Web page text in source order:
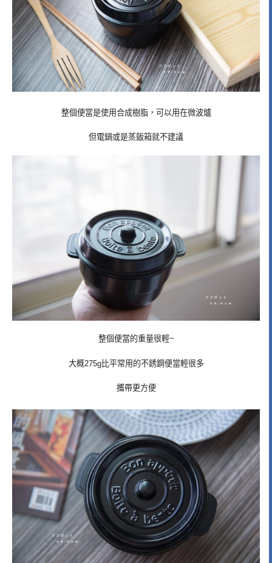
整個便當是使用合成樹脂，可以用在微波爐
但電鍋或是蒸飯箱就不建議
整個便當的重量很輕~
大概275g比平常用的不銹鋼便當輕很多
攜帶更方便